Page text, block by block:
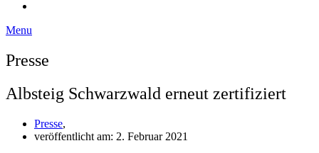
Menu
Presse
Albsteig Schwarzwald erneut zertifiziert
Presse,
veröffentlicht am: 2. Februar 2021